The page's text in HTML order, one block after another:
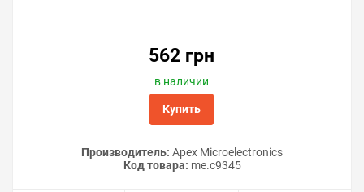
562 грн
в наличии
Купить
Производитель: Apex Microelectronics
Код товара: me.c9345